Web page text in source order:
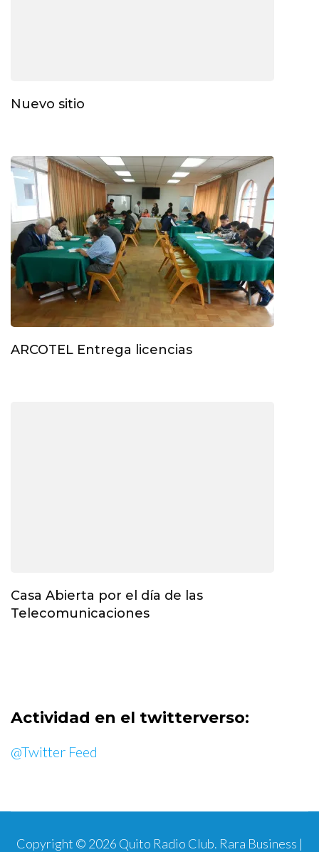
Nuevo sitio
ARCOTEL Entrega licencias
Casa Abierta por el día de las
Telecomunicaciones
Actividad en el twitterverso:
@Twitter Feed
Copyright © 2026 Quito Radio Club. Rara Business |